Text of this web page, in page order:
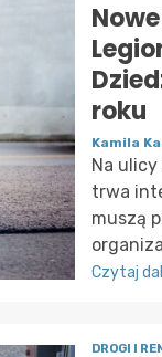
roku
Kamila
Na
trwa
muszą
Czytaj
DROGI I